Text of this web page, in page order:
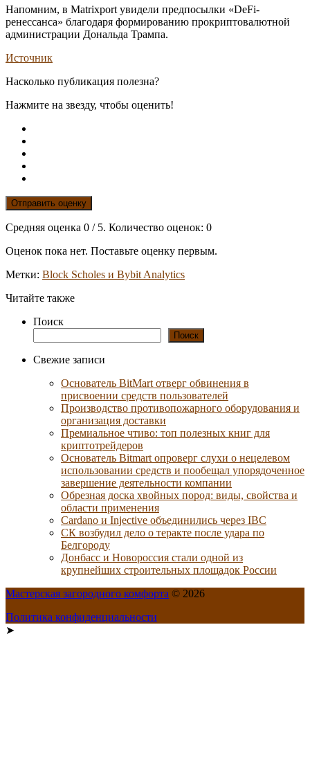
Напомним, в Matrixport увидели предпосылки «DeFi-
ренессанса» благодаря формированию прокриптовалютной
администрации Дональда Трампа.
Источник
Насколько публикация полезна?
Нажмите на звезду, чтобы оценить!
Отправить оценку
Средняя оценка 0 / 5. Количество оценок: 0
Оценок пока нет. Поставьте оценку первым.
Метки: Block Scholes и Bybit Analytics
Читайте также
Поиск
Поиск
Свежие записи
Основатель BitMart отверг обвинения в
присвоении средств пользователей
Производство противопожарного оборудования и
организация доставки
Премиальное чтиво: топ полезных книг для
криптотрейдеров
Основатель Bitmart опроверг слухи о нецелевом
использовании средств и пообещал упорядоченное
завершение деятельности компании
Обрезная доска хвойных пород: виды, свойства и
области применения
Cardano и Injective объединились через IBC
СК возбудил дело о теракте после удара по
Белгороду
Донбасс и Новороссия стали одной из
крупнейших строительных площадок России
Мастерская загородного комфорта © 2026
Политика конфиденциальности
➤